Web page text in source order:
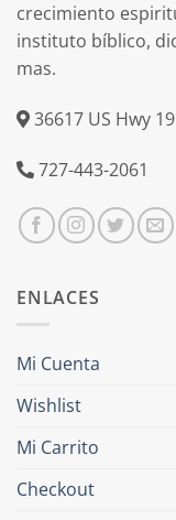
crecimiento
instituto bíblico,
mas.
36617 US Hwy
727-443-2061
ENLACES
Mi Cuenta
Wishlist
Mi Carrito
Checkout